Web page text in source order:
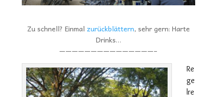
Zu schnell? Einmal zurückblättern, sehr gern: Harte
Drinks…
———————————————–
Re
ge
lre